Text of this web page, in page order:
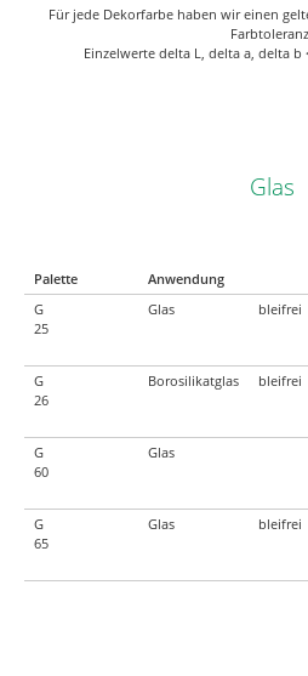
Für jede Dekorfarbe haben wir einen
Einzelwerte delta L, delta a, delta b
Glas
Palette Anwendung
G
25
Glas bleifrei
G
26
Borosilikatglas bleifrei
G
60
Glas
G
65
Glas bleifrei